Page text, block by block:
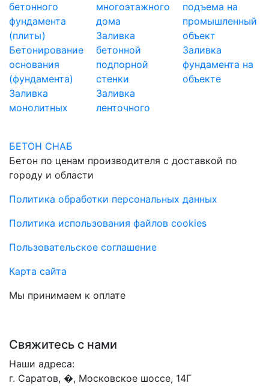
бетонного
фундамента
(плиты)
Бетонирование
основания
(фундамента)
Заливка
монолитных
многоэтажного
дома
Заливка
бетонной
подпорной
стенки
Заливка
ленточного
подъема на
промышленный
объект
Заливка
фундамента на
объекте
БЕТОН СНАБ
Бетон по ценам производителя с доставкой по
городу и области
Политика обработки персональных данных
Политика использования файлов cookies
Пользовательское соглашение
Карта сайта
Мы принимаем к оплате
Свяжитесь с нами
Наши адреса:
г. Саратов, �, Московское шоссе, 14Г